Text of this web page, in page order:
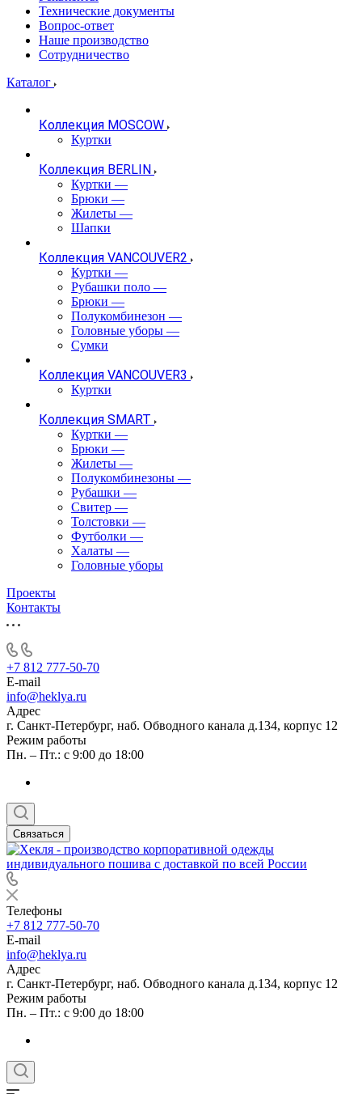
Технические документы
Вопрос-ответ
Наше производство
Сотрудничество
Каталог
Коллекция MOSCOW
Куртки
Коллекция BERLIN
Куртки —
Брюки —
Жилеты —
Шапки
Коллекция VANCOUVER2
Куртки —
Рубашки поло —
Брюки —
Полукомбинезон —
Головные уборы —
Сумки
Коллекция VANCOUVER3
Куртки
Коллекция SMART
Куртки —
Брюки —
Жилеты —
Полукомбинезоны —
Рубашки —
Свитер —
Толстовки —
Футболки —
Халаты —
Головные уборы
Проекты
Контакты
+7 812 777-50-70
E-mail
info@heklya.ru
Адрес
г. Санкт-Петербург, наб. Обводного канала д.134, корпус 12
Режим работы
Пн. – Пт.: с 9:00 до 18:00
Связаться
Телефоны
+7 812 777-50-70
E-mail
info@heklya.ru
Адрес
г. Санкт-Петербург, наб. Обводного канала д.134, корпус 12
Режим работы
Пн. – Пт.: с 9:00 до 18:00